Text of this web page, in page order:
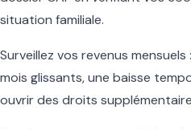
situation familiale.
Surveillez vos revenus
mois glissants, une baisse
ouvrir des droits